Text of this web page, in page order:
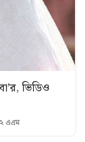
ভিডিও
এএম